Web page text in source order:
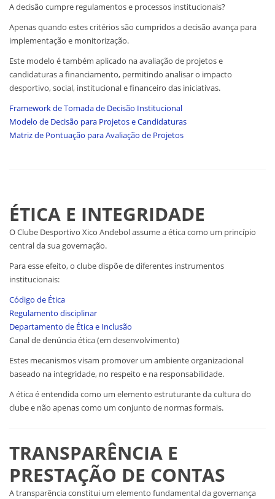
A decisão cumpre regulamentos e processos institucionais?
Apenas quando estes critérios são cumpridos a decisão avança para
implementação e monitorização.
Este modelo é também aplicado na avaliação de projetos e
candidaturas a financiamento, permitindo analisar o impacto
desportivo, social, institucional e financeiro das iniciativas.
Framework de Tomada de Decisão Institucional
Modelo de Decisão para Projetos e Candidaturas
Matriz de Pontuação para Avaliação de Projetos
ÉTICA E INTEGRIDADE
O Clube Desportivo Xico Andebol assume a ética como um princípio
central da sua governação.
Para esse efeito, o clube dispõe de diferentes instrumentos
institucionais:
Código de Ética
Regulamento disciplinar
Departamento de Ética e Inclusão
Canal de denúncia ética (em desenvolvimento)
Estes mecanismos visam promover um ambiente organizacional
baseado na integridade, no respeito e na responsabilidade.
A ética é entendida como um elemento estruturante da cultura do
clube e não apenas como um conjunto de normas formais.
TRANSPARÊNCIA E
PRESTAÇÃO DE CONTAS
A transparência constitui um elemento fundamental da governança